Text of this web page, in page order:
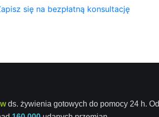
się na bezpłatną konsultację
ds. żywienia gotowych do pomocy 24 h. Od